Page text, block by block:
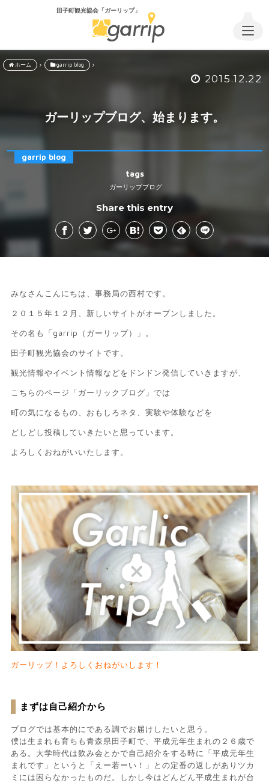
田子町観光協会「ガーリップ」
ホーム garrip blog
2015.12.22
ガーリップブログ、始まります。
garrip blog
tags
ガーリップブログ
Share this entry
みなさんこんにちは、事務局の西村です。
２０１５年１２月、新しいサイトがオープンしました。
その名も「garrip（ガーリップ）」。
田子町観光協会のサイトです。
観光情報やイベント情報などをドンドン発信していきますが、
こちらのページ「ガーリックブログ」では
町の気になるもの、おもしろネタ、実験や体験などを
どしどし投稿していきたいと思っています。
よろしくおねがいいたします。
ガーリップ！よろしくおねがいします！
まずは自己紹介から
ブログでは基本的にである調でお届けしたいと思う。
僕は生まれも育ちも青森県田子町で、平成元年生まれの２６歳で
ある。大学時代は飲み会とかで自己紹介をする時に「平成元年生
まれです」というと「えー若ーい！」との定番の返しがありツカ
ミには困らなかったものだ。しかし今はどんどん平成生まれが台